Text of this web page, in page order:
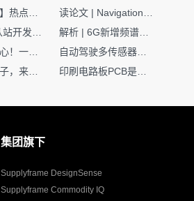
集团旗下
Supplyframe DesignSense
Supplyframe Commodity IQ